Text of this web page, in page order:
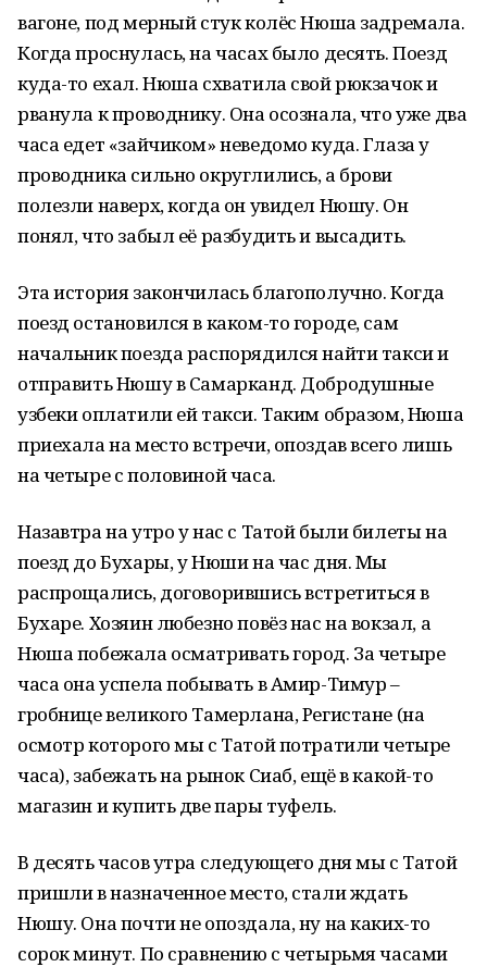
вагоне, под мерный стук колёс Нюша задремала.
Когда проснулась, на часах было десять. Поезд
куда-то ехал. Нюша схватила свой рюкзачок и
рванула к проводнику. Она осознала, что уже два
часа едет «зайчиком» неведомо куда. Глаза у
проводника сильно округлились, а брови
полезли наверх, когда он увидел Нюшу. Он
понял, что забыл её разбудить и высадить.
Эта история закончилась благополучно. Когда
поезд остановился в каком-то городе, сам
начальник поезда распорядился найти такси и
отправить Нюшу в Самарканд. Добродушные
узбеки оплатили ей такси. Таким образом, Нюша
приехала на место встречи, опоздав всего лишь
на четыре с половиной часа.
Назавтра на утро у нас с Татой были билеты на
поезд до Бухары, у Нюши на час дня. Мы
распрощались, договорившись встретиться в
Бухаре. Хозяин любезно повёз нас на вокзал, а
Нюша побежала осматривать город. За четыре
часа она успела побывать в Амир-Тимур –
гробнице великого Тамерлана, Регистане (на
осмотр которого мы с Татой потратили четыре
часа), забежать на рынок Сиаб, ещё в какой-то
магазин и купить две пары туфель.
В десять часов утра следующего дня мы с Татой
пришли в назначенное место, стали ждать
Нюшу. Она почти не опоздала, ну на каких-то
сорок минут. По сравнению с четырьмя часами